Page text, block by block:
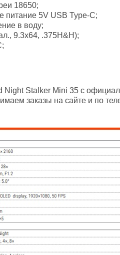
18650;
питание 5V USB Type-C;
в воду;
9.3x64, .375H&H);
Night Stalker Mini 35 с
заказы на сайте и по